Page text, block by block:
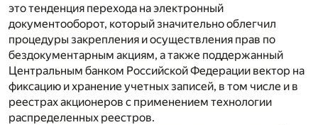
это тенденция перехода на электронный
документооборот, который значительно облегчил
процедуры закрепления и осуществления прав по
бездокументарным акциям, а также поддержанный
Центральным банком Российской Федерации вектор на
фиксацию и хранение учетных записей, в том числе и в
реестрах акционеров с применением технологии
распределенных реестров.